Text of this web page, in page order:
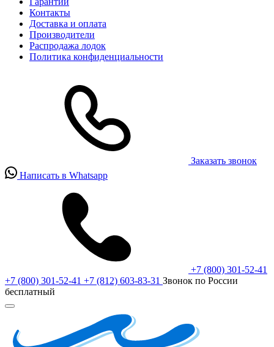
Контакты
Доставка и оплата
Производители
Распродажа лодок
Политика конфиденциальности
Заказать звонок
Написать в Whatsapp
+7 (800) 301-52-41
+7 (800) 301-52-41 +7 (812) 603-83-31 Звонок по России
бесплатный